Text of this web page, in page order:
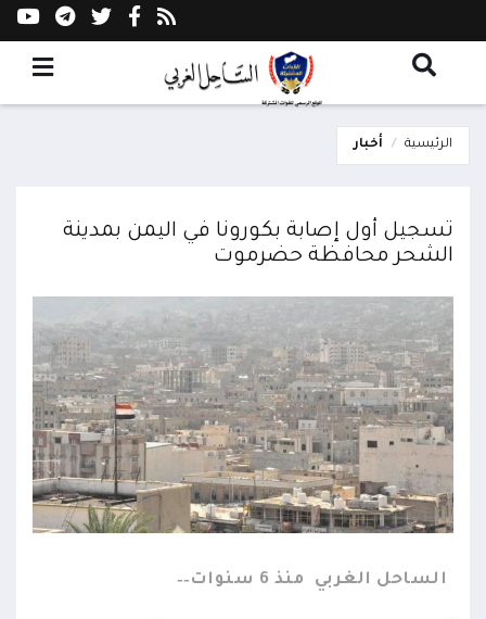
الرئيسية أخبار
تسجيل أول إصابة بكورونا في اليمن بمدينة
الشحر محافظة حضرموت
الساحل الغربي منذ 6 سنوات